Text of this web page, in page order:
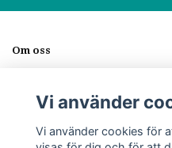
Om oss
Sociala medier
Vi använder
Vi använder cookies för